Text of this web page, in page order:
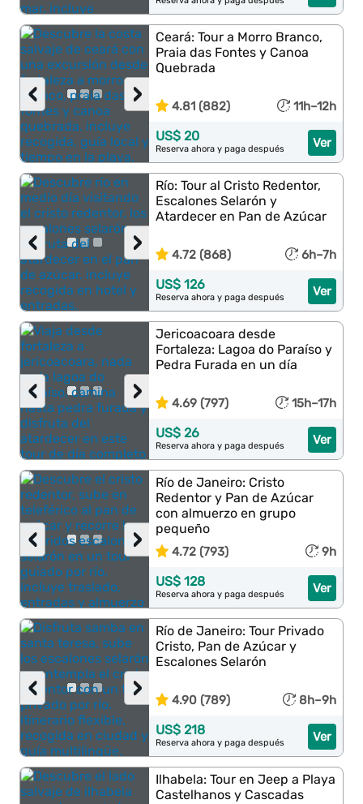
›
‹
Ceará: Tour a Morro Branco,
Praia das Fontes y Canoa
Quebrada
4.81 (882) 11h–12h
Ver
US$ 20
Reserva ahora y paga después
›
‹
Río: Tour al Cristo Redentor,
Escalones Selarón y
Atardecer en Pan de Azúcar
4.72 (868) 6h–7h
Ver
US$ 126
Reserva ahora y paga después
›
‹
Jericoacoara desde
Fortaleza: Lagoa do Paraíso y
Pedra Furada en un día
4.69 (797) 15h–17h
Ver
US$ 26
Reserva ahora y paga después
›
‹
Río de Janeiro: Cristo
Redentor y Pan de Azúcar
con almuerzo en grupo
pequeño
4.72 (793) 9h
Ver
US$ 128
Reserva ahora y paga después
›
‹
Río de Janeiro: Tour Privado
Cristo, Pan de Azúcar y
Escalones Selarón
4.90 (789) 8h–9h
Ver
US$ 218
Reserva ahora y paga después
Ilhabela: Tour en Jeep a Playa
Castelhanos y Cascadas